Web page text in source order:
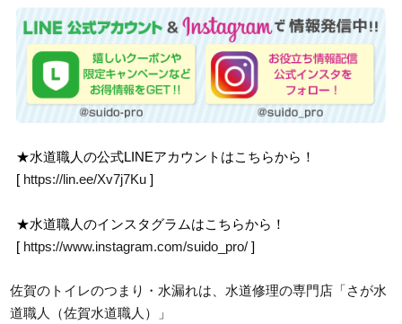
★水道職人の公式LINEアカウントはこちらから！
[ https://lin.ee/Xv7j7Ku ]
★水道職人のインスタグラムはこちらから！
[ https://www.instagram.com/suido_pro/ ]
佐賀のトイレのつまり・水漏れは、水道修理の専門店「さが水
道職人（佐賀水道職人）」